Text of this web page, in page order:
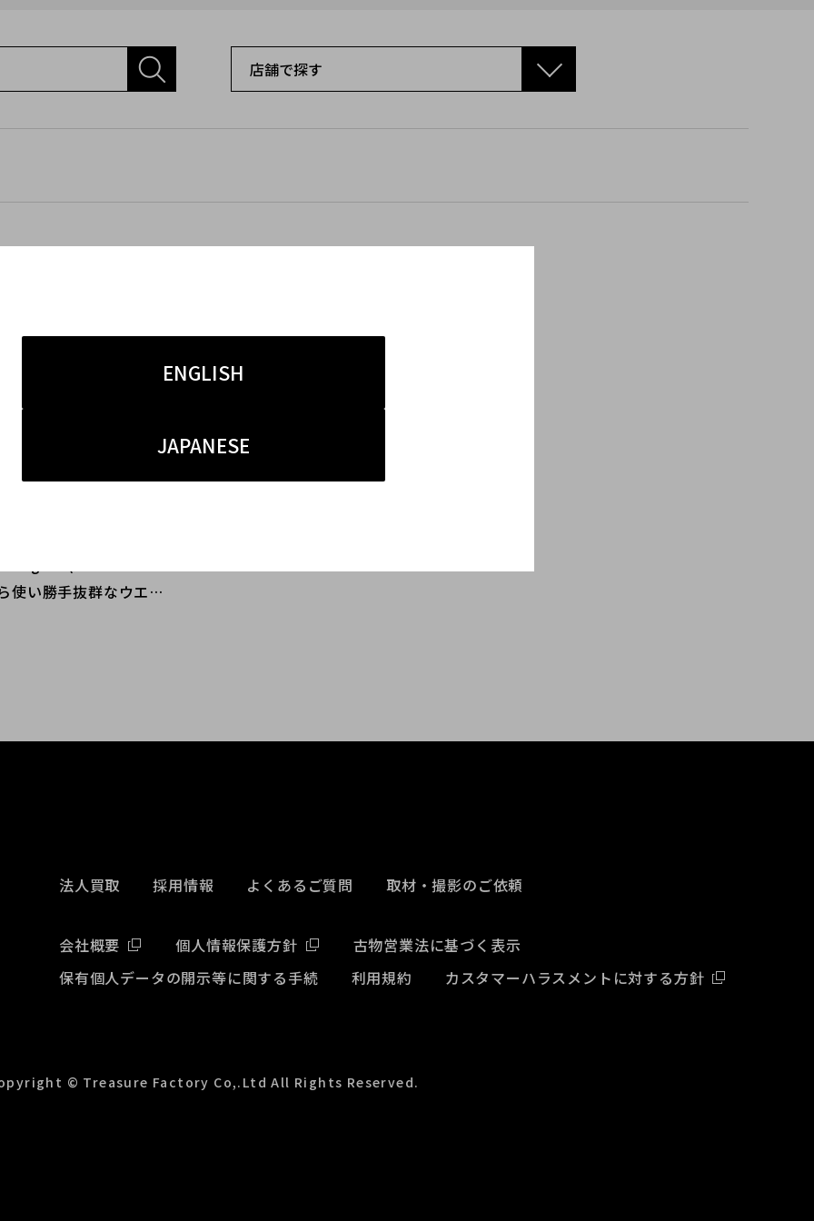
ENGLISH
JAPANESE
使い勝手抜群なウエス
法人買取 採用情報 よくあるご質問 取材・撮影のご依頼
会社概要 個人情報保護方針
古物営業法に基づく表示
保有個人データの開示等に関する手続
利用規約 カスタマーハラスメントに対する方針
© Treasure Factory Co,.Ltd All Rights Reserved.